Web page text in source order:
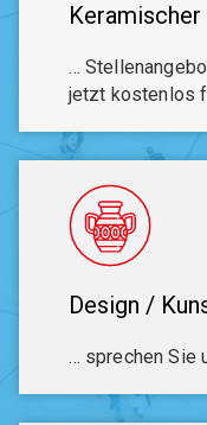
…
jetzt kostenlos
Design /
… sprechen Sie